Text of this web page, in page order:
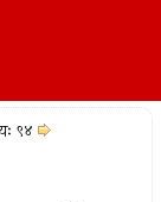
९४